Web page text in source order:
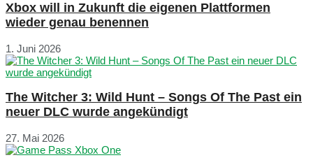
Xbox will in Zukunft die eigenen Plattformen
wieder genau benennen
1. Juni 2026
The Witcher 3: Wild Hunt – Songs Of The Past ein
neuer DLC wurde angekündigt
27. Mai 2026